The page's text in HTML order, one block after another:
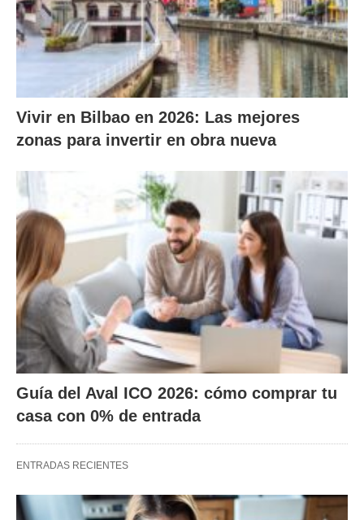
Vivir en Bilbao en 2026: Las mejores
zonas para invertir en obra nueva
Guía del Aval ICO 2026: cómo comprar tu
casa con 0% de entrada
ENTRADAS RECIENTES